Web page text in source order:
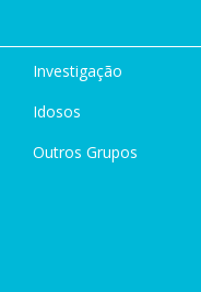
Investigação
Idosos
Outros Grupos